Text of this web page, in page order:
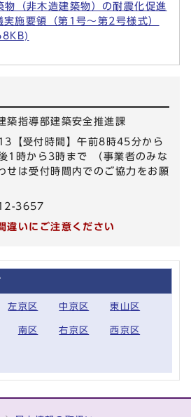
物（非木造建築物）の耐震化促進
施要領（第1号～第2号様式）
築指導部建築安全推進課
【受付時間】午前8時45分から
1時から3時まで （事業者のみな
せは受付時間内でのご協力をお願
3657
違いにご注意ください
左京区 中京区 東山区
南区 右京区 西京区